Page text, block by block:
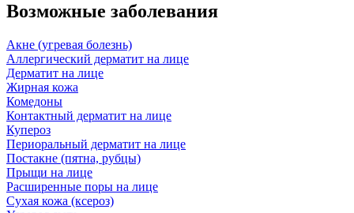
Возможные заболевания
Акне (угревая болезнь)
Аллергический дерматит на лице
Дерматит на лице
Жирная кожа
Комедоны
Контактный дерматит на лице
Купероз
Периоральный дерматит на лице
Постакне (пятна, рубцы)
Прыщи на лице
Расширенные поры на лице
Сухая кожа (ксероз)